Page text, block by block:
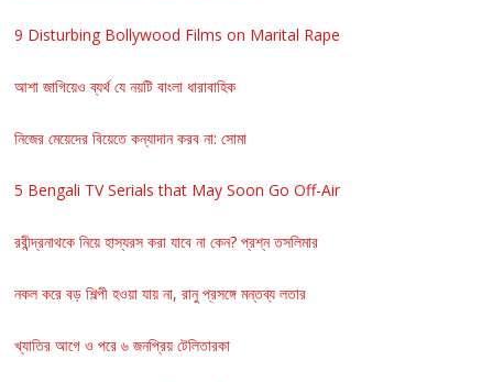
9 Disturbing Bollywood Films on Marital Rape
আশা জাগিয়েও ব্যর্থ যে নয়টি বাংলা ধারাবাহিক
নিজের মেয়েদের বিয়েতে কন্যাদান করব না: সোমা
5 Bengali TV Serials that May Soon Go Off-Air
রবীন্দ্রনাথকে নিয়ে হাস্যরস করা যাবে না কেন? প্রশ্ন তসলিমার
নকল করে বড় শিল্পী হওয়া যায় না, রানু প্রসঙ্গে মন্তব্য লতার
খ্যাতির আগে ও পরে ৬ জনপ্রিয় টেলিতারকা